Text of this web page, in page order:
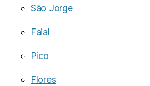
São Jorge
Faial
Pico
Flores